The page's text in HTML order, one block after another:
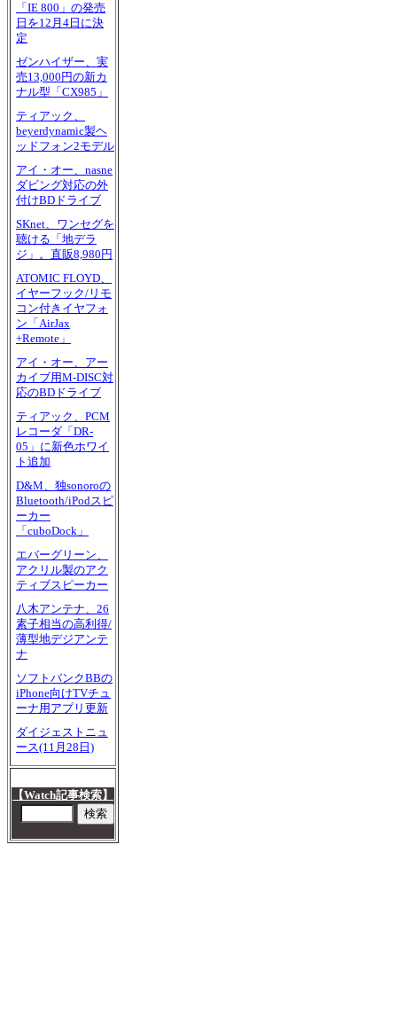
「IE 800」の発売
日を12月4日に決
定
ゼンハイザー、実
売13,000円の新カ
ナル型「CX985」
ティアック、
beyerdynamic製ヘ
ッドフォン2モデル
アイ・オー、nasne
ダビング対応の外
付けBDドライブ
SKnet、ワンセグを
聴ける「地デラ
ジ」。直販8,980円
ATOMIC FLOYD、
イヤーフック/リモ
コン付きイヤフォ
ン「AirJax
+Remote」
アイ・オー、アー
カイブ用M-DISC対
応のBDドライブ
ティアック、PCM
レコーダ「DR-
05」に新色ホワイ
ト追加
D&M、独sonoroの
Bluetooth/iPodスピ
ーカー
「cuboDock」
エバーグリーン、
アクリル製のアク
ティブスピーカー
八木アンテナ、26
素子相当の高利得/
薄型地デジアンテ
ナ
ソフトバンクBBの
iPhone向けTVチュ
ーナ用アプリ更新
ダイジェストニュ
ース(11月28日)
【Watch記事検索】